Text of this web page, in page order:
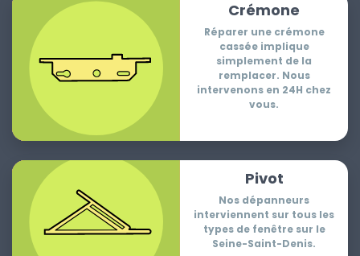
Crémone
Réparer une crémone
cassée implique
simplement de la
remplacer. Nous
intervenons en 24H chez
vous.
Pivot
Nos dépanneurs
interviennent sur tous les
types de fenêtre sur le
Seine-Saint-Denis.